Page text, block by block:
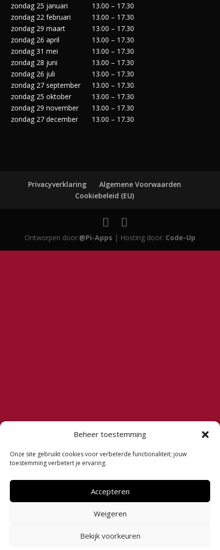
Beheer toestemming
Onze site gebruikt cookies voor verbeterde functionaliteit; jouw
toestemming verbetert je ervaring.
Accepteren
Weigeren
Bekijk voorkeuren
zondag 25 januari
13.00 – 17.30
zondag 22 februari
13.00 – 17.30
zondag 29 maart
13.00 – 17.30
zondag 26 april
13.00 – 17.30
zondag 31 mei
13.00 – 17.30
zondag 28 juni
13.00 – 17.30
zondag 26 juli
13.00 – 17.30
zondag 27 september
13.00 – 17.30
zondag 25 oktober
13.00 – 17.30
zondag 29 november
13.00 – 17.30
zondag 27 december
13.00 – 17.30
Privacyverklaring
Algemene Voorwaarden
Cookiebeleid (EU)
Ontworpen door:@Pi-Apps | Hosting door: Code-Up